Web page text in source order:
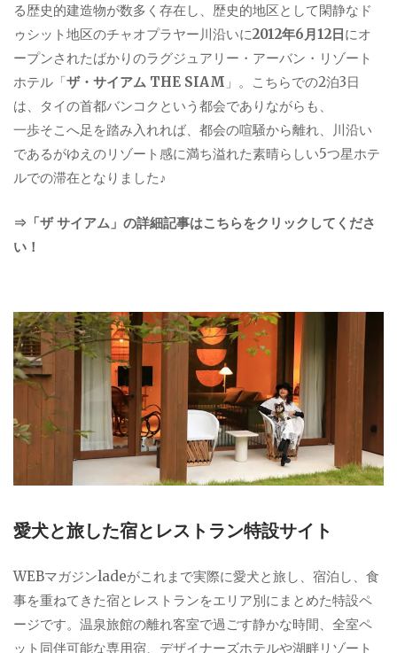
る歴史的建造物が数多く存在し、歴史的地区として閑静なド
ゥシット地区のチャオプラヤー川沿いに2012年6月12日にオ
ープンされたばかりのラグジュアリー・アーバン・リゾート
ホテル「ザ・サイアム THE SIAM 」。こちらでの2泊3日
は、タイの首都バンコクという都会でありながらも、
一歩そこへ足を踏み入れれば、都会の喧騒から離れ、川沿い
であるがゆえのリゾート感に満ち溢れた素晴らしい5つ星ホテ
ルでの滞在となりました♪
⇒「ザ サイアム」の詳細記事はこちらをクリックしてくださ
い！
愛犬と旅した宿とレストラン特設サイト
WEBマガジンladeがこれまで実際に愛犬と旅し、宿泊し、食
事を重ねてきた宿とレストランをエリア別にまとめた特設ペ
ージです。温泉旅館の離れ客室で過ごす静かな時間、全室ペ
ット同伴可能な専用宿、デザイナーズホテルや湖畔リゾート